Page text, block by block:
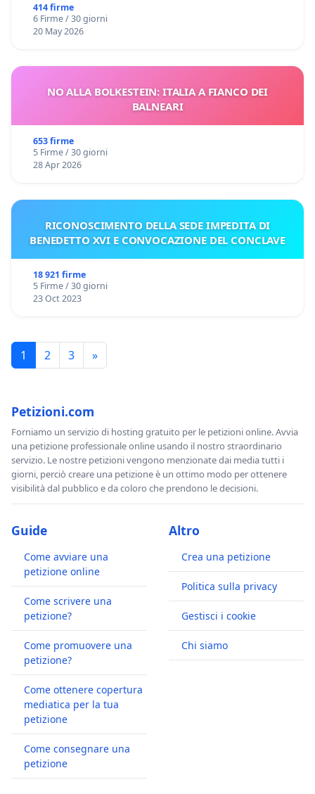
414 firme
6 Firme / 30 giorni
20 May 2026
NO ALLA BOLKESTEIN: ITALIA A FIANCO DEI
BALNEARI
653 firme
5 Firme / 30 giorni
28 Apr 2026
RICONOSCIMENTO DELLA SEDE IMPEDITA DI
BENEDETTO XVI E CONVOCAZIONE DEL CONCLAVE
18 921 firme
5 Firme / 30 giorni
23 Oct 2023
1 2 3 »
Petizioni.com
Forniamo un servizio di hosting gratuito per le petizioni online. Avvia
una petizione professionale online usando il nostro straordinario
servizio. Le nostre petizioni vengono menzionate dai media tutti i
giorni, perciò creare una petizione è un ottimo modo per ottenere
visibilità dal pubblico e da coloro che prendono le decisioni.
Guide
Come avviare una
petizione online
Come scrivere una
petizione?
Come promuovere una
petizione?
Come ottenere copertura
mediatica per la tua
petizione
Come consegnare una
petizione
Altro
Crea una petizione
Politica sulla privacy
Gestisci i cookie
Chi siamo